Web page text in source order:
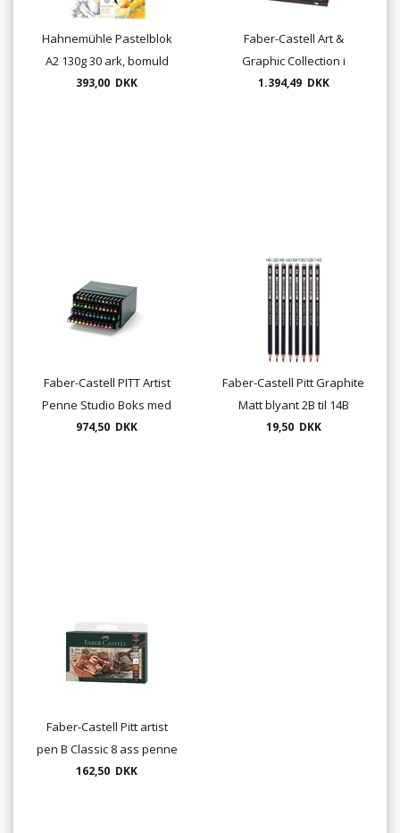
Hahnemühle Pastelblok
A2 130g 30 ark, bomuld
393,00 DKK
Faber-Castell Art &
Graphic Collection i
træbox 53 dele
1.394,49 DKK
Faber-Castell PITT Artist
Penne Studio Boks med
48 Farver
974,50 DKK
Faber-Castell Pitt Graphite
Matt blyant 2B til 14B
"enkeltsalg"
19,50 DKK
Faber-Castell Pitt artist
pen B Classic 8 ass penne
162,50 DKK